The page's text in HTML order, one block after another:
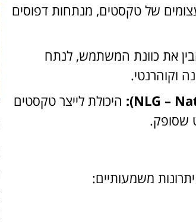
של טקסטים, מנתחות דפוסים
את כוונת המשתמש, לנתח
וקוהרנטי.
היכולת לייצר טקסטים
שסופק.